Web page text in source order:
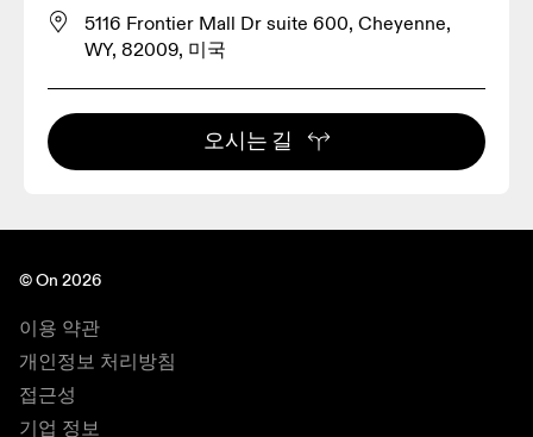
5116 Frontier Mall Dr suite 600, Cheyenne,
WY, 82009, 미국
오시는 길
© On 2026
이용 약관
개인정보 처리방침
접근성
기업 정보